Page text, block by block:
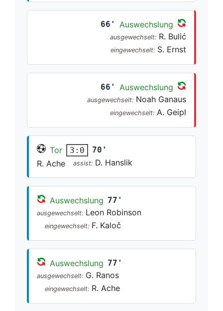
66' Auswechslung
ausgewechselt: R. Bulić
eingewechselt: S. Ernst
66' Auswechslung
ausgewechselt: Noah Ganaus
eingewechselt: A. Geipl
Tor 3:0 70'
R. Ache assist: D. Hanslik
Auswechslung 77'
ausgewechselt: Leon Robinson
eingewechselt: F. Kaloč
Auswechslung 77'
ausgewechselt: G. Ranos
eingewechselt: R. Ache